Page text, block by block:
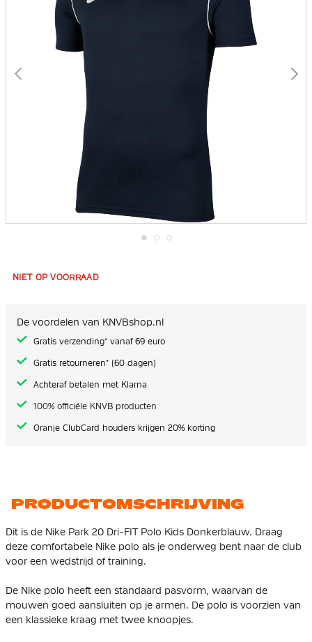
het
afbeeldingen-
gallerij
NIET OP VOORRAAD
De voordelen van KNVBshop.nl
Gratis verzending* vanaf 69 euro
Gratis retourneren* (60 dagen)
Achteraf betalen met Klarna
100% officiële KNVB producten
Oranje ClubCard houders krijgen 20% korting
PRODUCTOMSCHRIJVING
Dit is de Nike Park 20 Dri-FIT Polo Kids Donkerblauw. Draag
deze comfortabele Nike polo als je onderweg bent naar de club
voor een wedstrijd of training.
De Nike polo heeft een standaard pasvorm, waarvan de
mouwen goed aansluiten op je armen. De polo is voorzien van
een klassieke kraag met twee knoopjes.